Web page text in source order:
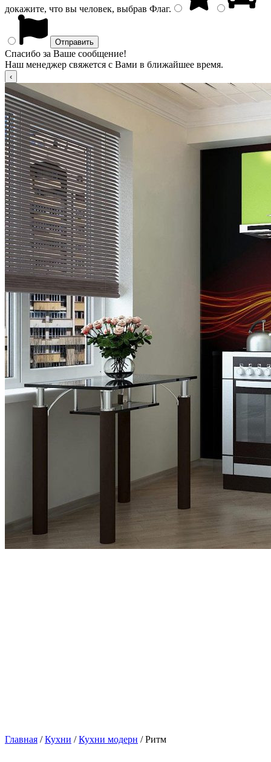
докажите, что вы человек, выбрав Флаг.
Спасибо за Ваше сообщение!
Наш менеджер свяжется с Вами в ближайшее время.
Главная /Кухни /Кухни модерн / Ритм